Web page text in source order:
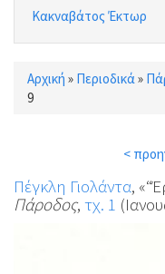
Κακναβάτος Έκτωρ
Είστε εδώ
Αρχική » Περιοδικά»
9
<
Πέγκλη Γιολάντα,
Πάροδος, τχ. 1